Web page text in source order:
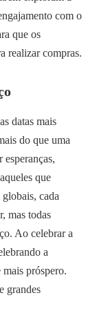
com o
que os
realizar compras.
datas mais
do que uma
que
cada
mas todas
Ao celebrar a
a
próspero.
grandes